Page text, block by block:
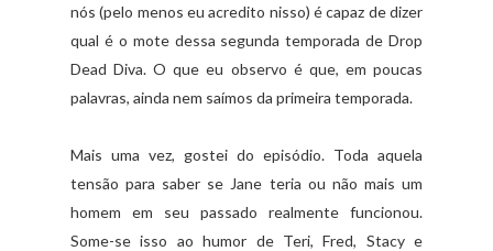
nós (pelo menos eu acredito nisso) é capaz de dizer
qual é o mote dessa segunda temporada de Drop
Dead Diva. O que eu observo é que, em poucas
palavras, ainda nem saímos da primeira temporada.
Mais uma vez, gostei do episódio. Toda aquela
tensão para saber se Jane teria ou não mais um
homem em seu passado realmente funcionou.
Some-se isso ao humor de Teri, Fred, Stacy e